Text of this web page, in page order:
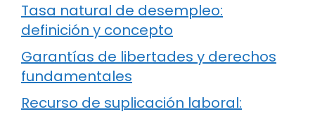
Tasa natural de desempleo:
definición y concepto
Garantías de libertades y derechos
fundamentales
Recurso de suplicación laboral: